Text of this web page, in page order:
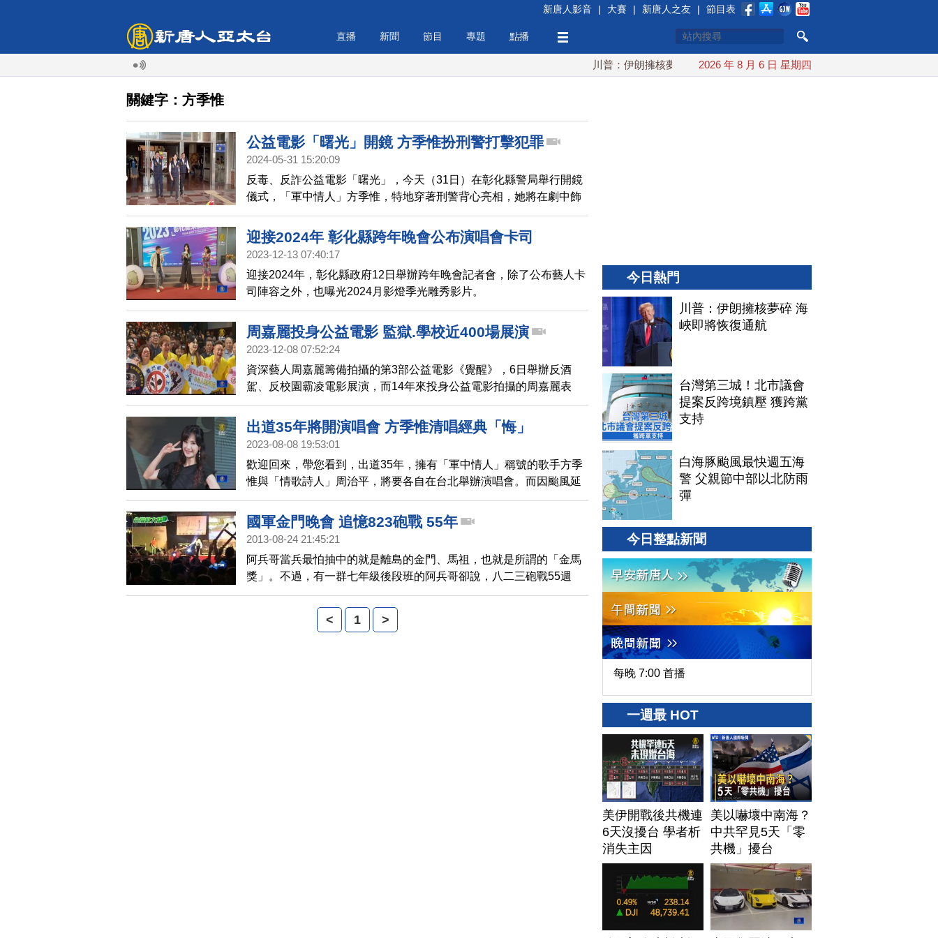
新唐人影音 | 大賽 | 新唐人之友 | 節目表
直播 新聞 節目 專題 點播
川普：伊朗擁核夢碎 海峽即將恢復通航 烏克蘭貨機旁驚現炸彈無人機 德
2026 年 8 月 6 日 星期四
關鍵字：方季惟
公益電影「曙光」開鏡 方季惟扮刑警打擊犯罪
2024-05-31 15:20:09
反毒、反詐公益電影「曙光」，今天（31日）在彰化縣警局舉行開鏡
儀式，「軍中情人」方季惟，特地穿著刑警背心亮相，她將在劇中飾
演彰化縣警局刑警大隊長，取景地點將借用彰化縣警局刑警大隊長
室、派出所等辦公場所。
迎接2024年 彰化縣跨年晚會公布演唱會卡司
2023-12-13 07:40:17
迎接2024年，彰化縣政府12日舉辦跨年晚會記者會，除了公布藝人卡
司陣容之外，也曝光2024月影燈季光雕秀影片。
周嘉麗投身公益電影 監獄.學校近400場展演
2023-12-08 07:52:24
資深藝人周嘉麗籌備拍攝的第3部公益電影《覺醒》，6日舉辦反酒
駕、反校園霸凌電影展演，而14年來投身公益電影拍攝的周嘉麗表
示，已經深入到監獄、學校等地，辦理近400場的公益展演。
出道35年將開演唱會 方季惟清唱經典「悔」
2023-08-08 19:53:01
歡迎回來，帶您看到，出道35年，擁有「軍中情人」稱號的歌手方季
惟與「情歌詩人」周治平，將要各自在台北舉辦演唱會。而因颱風延
期兩次的記者會終於在今天舉辦，將好消息帶給大家。
國軍金門晚會 追憶823砲戰 55年
2013-08-24 21:45:21
阿兵哥當兵最怕抽中的就是離島的金門、馬祖，也就是所謂的「金馬
獎」。不過，有一群七年級後段班的阿兵哥卻說，八二三砲戰55週
年，能在金門當兵是一大榮幸。而金門也舉辦軍民同歡晚會，邀請軍
中情人方季惟到金門獻唱，要讓民眾體驗當年勞軍的榮景。
< 1 >
今日熱門
川普：伊朗擁核夢碎 海
峽即將恢復通航
台灣第三城！北市議會
提案反跨境鎮壓 獲跨黨
支持
白海豚颱風最快週五海
警 父親節中部以北防雨
彈
今日整點新聞
每晚 7:00 首播
一週最 HOT
美伊開戰後共機連
6天沒擾台 學者析
消失主因
美以嚇壞中南海？
中共罕見5天「零
共機」擾台